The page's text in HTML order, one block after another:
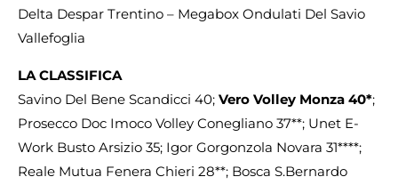
Delta Despar Trentino – Megabox Ondulati Del Savio
Vallefoglia
LA CLASSIFICA
Savino Del Bene Scandicci 40; Vero Volley Monza 40*;
Prosecco Doc Imoco Volley Conegliano 37**; Unet E-
Work Busto Arsizio 35; Igor Gorgonzola Novara 31****;
Reale Mutua Fenera Chieri 28**; Bosca S.Bernardo